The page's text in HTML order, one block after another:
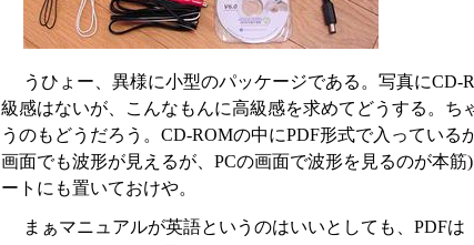
うひょー、異様に小型のパッケージである。写真に
級感はないが、こんなもんに高級感を求めてどうする。
うのもどうだろう。CD-ROMの中にPDF形式で入ってい
画面でも波形が見えるが、PCの画面で波形を見るのが本
ートにも置いておけや。
まぁマニュアルが英語というのはいいとしても、PDF